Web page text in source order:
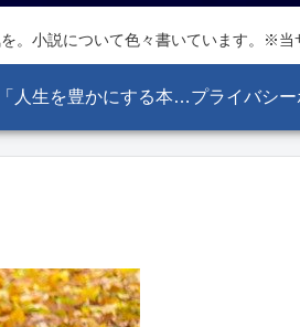
。小説について色々書いています。※当
「人生を豊かにする本棚」